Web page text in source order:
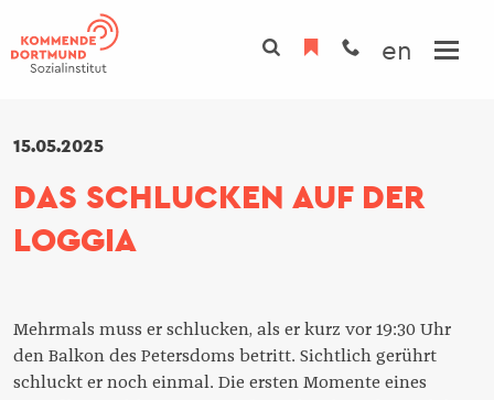
zum
Inhalt
en
INSTITUT
Übersicht
Über uns
Initiativen
TAGUNGSHAUS
Übersicht
Gastronomie
Spiritualität
PROGRAMM
PROJEKTE
15.05.2025
DAS SCHLUCKEN AUF DER
LOGGIA
Mehrmals muss er schlucken, als er kurz vor 19:30 Uhr
den Balkon des Petersdoms betritt. Sichtlich gerührt
schluckt er noch einmal. Die ersten Momente eines